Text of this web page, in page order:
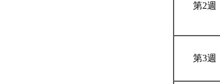
第2週
第3週